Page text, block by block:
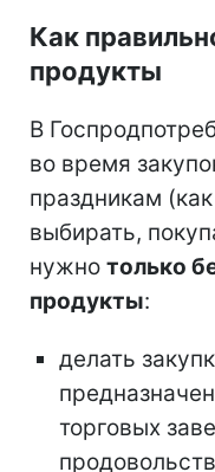
Как
продукты
В
во время
праздникам
выбирать,
нужно только
продукты:
делать
торговых